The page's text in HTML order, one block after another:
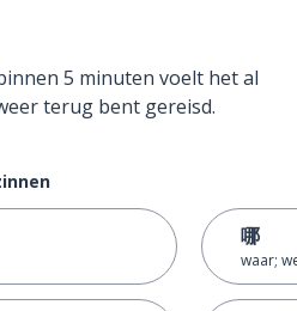
5 minuten voelt het al
terug bent gereisd.
哪
waar;